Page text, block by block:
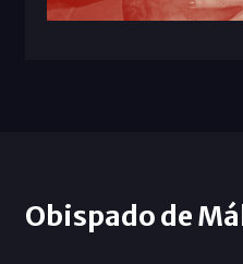
Obispado de